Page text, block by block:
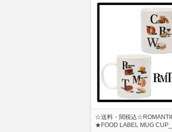
☆送料・関税込
★FOOD LABEL MUG